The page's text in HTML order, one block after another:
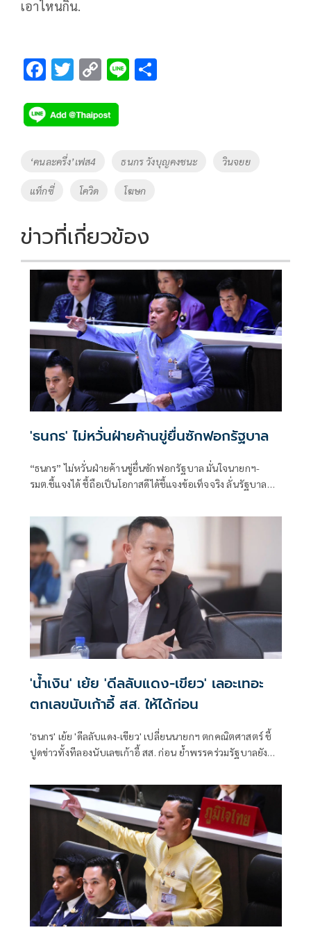
เอาไหนกิน.
F
e
b
o
o
k
T
tt
er
C
p
y
Li
Tags
‘คนละครึ่ง’เฟส4 ธนกร วังบุญคงชนะ วินจยย
แท็กซี่ โควิด โฆษก
ข่าวที่เกี่ยวข้อง
'ธนกร' ไม่หวั่นฝ่ายค้านขู่ยื่นซักฟอกรัฐบาล
“ธนกร” ไม่หวั่นฝ่ายค้านขู่ยื่นซักฟอกรัฐบาล มั่นใจนายกฯ-
รมต.ชี้แจงได้ ชี้ถือเป็นโอกาสดีได้ชี้แจงข้อเท็จจริง ลั่นรัฐบาล
มีแต่น้ำ ไม่มีเนื้อ
'น้ำเงิน' เย้ย 'ดีลลับแดง-เขียว' เลอะเทอะ
ตกเลขนับเก้าอี้ สส. ให้ได้ก่อน
'ธนกร' เย้ย 'ดีลลับแดง-เขียว' เปลี่ยนนายกฯ ตกคณิตศาสตร์ ชี้
ปูดข่าวทั้งทีลองนับเลขเก้าอี้ สส. ก่อน ย้ำพรรคร่วมรัฐบาลยัง